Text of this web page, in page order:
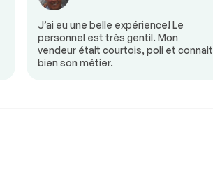
J’ai eu une belle expérience! Le
personnel est très gentil. Mon
vendeur était courtois, poli et connait
bien son métier.